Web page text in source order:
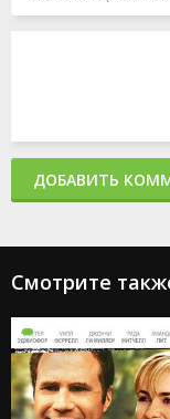
ДОБАВИТЬ
Смотрите